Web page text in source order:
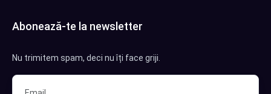
Abonează-te la newsletter
Nu trimitem spam, deci nu îți face griji.